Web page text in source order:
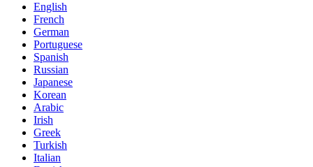
English
French
German
Portuguese
Spanish
Russian
Japanese
Korean
Arabic
Irish
Greek
Turkish
Italian